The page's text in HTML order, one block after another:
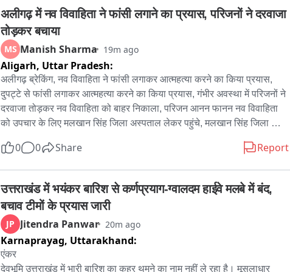
अलीगढ़ में नव विवाहिता ने फांसी लगाने का प्रयास, परिजनों ने दरवाजा
तोड़कर बचाया
MS Manish Sharma 19m ago
Aligarh, Uttar Pradesh:
अलीगढ़ ब्रेकिंग, नव विवाहिता ने फांसी लगाकर आत्महत्या करने का किया प्रयास,
दुपट्टे से फांसी लगाकर आत्महत्या करने का किया प्रयास, गंभीर अवस्था में परिजनों ने
दरवाजा तोड़कर नव विवाहिता को बाहर निकाला, परिजन आनन फानन नव विवाहिता
को उपचार के लिए मलखान सिंह जिला अस्पताल लेकर पहुंचे, मलखान सिंह जिला
पार्क के इलाके के अंबेडकर कॉलोनी की घटना
0 0 Share Report
उत्तराखंड में भयंकर बारिश से कर्णप्रयाग-ग्वालदम हाईवे मलबे में बंद,
बचाव टीमों के प्रयास जारी
JP Jitendra Panwar 20m ago
Karnaprayag, Uttarakhand:
एंकर
देवभूमि उत्तराखंड में भारी बारिश का कहर थमने का नाम नहीं ले रहा है। मूसलाधार